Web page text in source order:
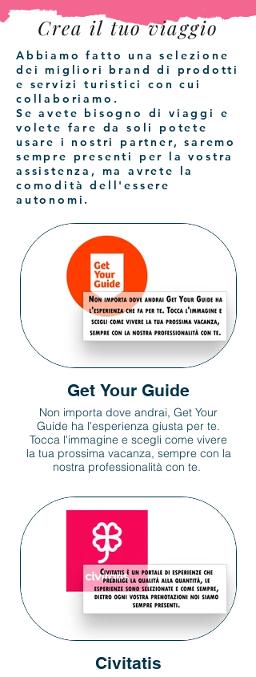
Crea il tuo viaggio
Abbiamo fatto una selezione
dei migliori brand di prodotti
e servizi turistici con cui
collaboriamo.
Se avete bisogno di viaggi e
volete fare da soli potete
usare i nostri partner, saremo
sempre presenti per la vostra
assistenza, ma avrete la
comodità dell'essere
autonomi.
Get Your Guide
Non importa dove andrai, Get Your
Guide ha l'esperienza giusta per te.
Tocca l'immagine e scegli come vivere
la tua prossima vacanza, sempre con la
nostra professionalità con te.
Civitatis